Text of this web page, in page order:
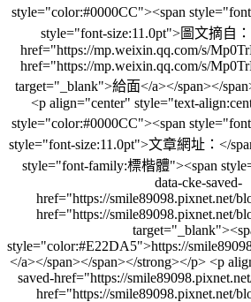
style="color:#0000CC"><span
style="font-size:11.0pt">圖文摘自：
href="https://mp.weixin.qq.com/s/
href="https://mp.weixin.qq.com/s/
target="_blank">給面</a></span></
<p align="center" style="text-
style="color:#0000CC"><span
style="font-size:11.0pt">文章網址：</
style="font-family:標楷體"><span
data-cke-saved-
href="https://smile89098.pixnet.net/
href="https://smile89098.pixnet.net/
style="color:#E22DA5">https://
</a></span></span></strong></p> <p
saved-href="https://
href="https://smile89098.pixnet.net/